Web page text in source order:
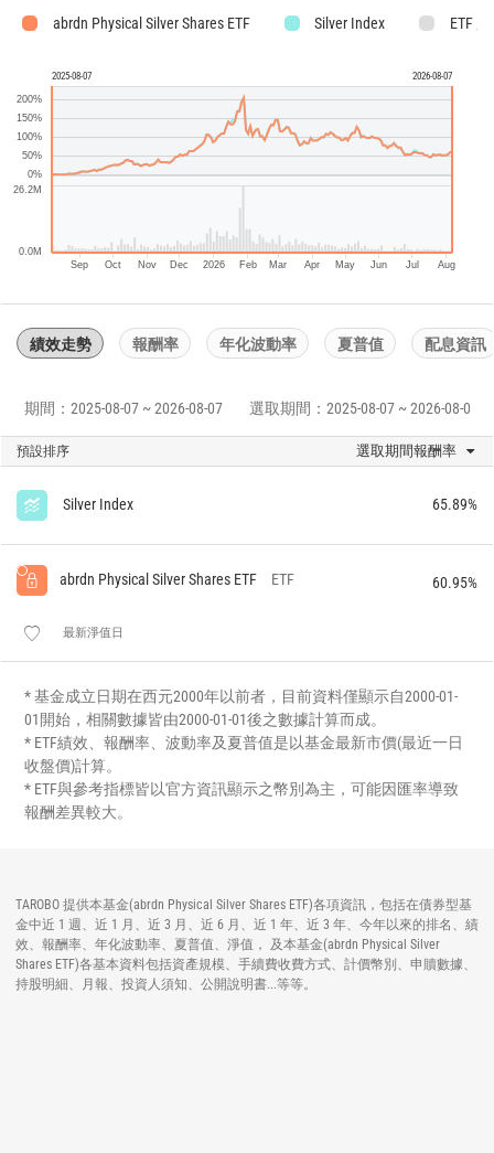
abrdn Physical Silver Shares ETF Silver Index ETF
2025-08-07 2026-08-07
Sep Oct Nov Dec 2026 Feb Mar Apr May Jun Jul Aug
0.0M
26.2M
0%
50%
100%
150%
200%
績效走勢 報酬率 年化波動率 夏普值 配息資訊
期間：2025-08-07 ~ 2026-08-07 選取期間：2025-08-07 ~ 2026-08-07
預設排序 選取期間報酬率
Silver Index 65.89%
abrdn Physical Silver Shares ETF ETF 60.95%
最新淨值日
* 基金成立日期在西元2000年以前者，目前資料僅顯示自2000-01-
01開始，相關數據皆由2000-01-01後之數據計算而成。
* ETF績效、報酬率、波動率及夏普值是以基金最新市價(最近一日
收盤價)計算。
* ETF與參考指標皆以官方資訊顯示之幣別為主，可能因匯率導致
報酬差異較大。
TAROBO 提供本基金(abrdn Physical Silver Shares ETF)各項資訊，包括在債券型基
金中近 1 週、近 1 月、近 3 月、近 6 月、近 1 年、近 3 年、今年以來的排名、績
效、報酬率、年化波動率、夏普值、淨值， 及本基金(abrdn Physical Silver
Shares ETF)各基本資料包括資產規模、手續費收費方式、計價幣別、申贖數據、
持股明細、月報、投資人須知、公開說明書...等等。